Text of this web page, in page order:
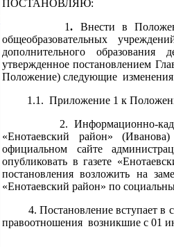
ПОСТАНОВЛЯЮ:
1. Внести в
общеобразовательных
дополнительного образования
утвержденное постановлением
Положение) следующие
1.1. Приложение 1 к Положению
2. Информационно-
«Енотаевский район»
официальном сайте
опубликовать в газете
постановления возложить на
«Енотаевский район» по
4. Постановление вступает в
правоотношения возникшие с 01